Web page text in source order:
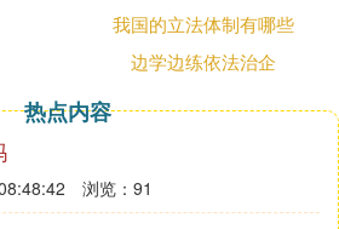
我国的立法体制有哪些
边学边练依法治企
热点内容
浏览：91